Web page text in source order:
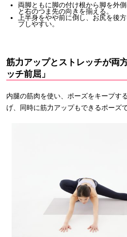
両脚ともに脚の付け根から脚を外
と右のつま先の向きを揃える。
上半身をやや前に倒し、お尻を後
プしやすい。
筋力アップとストレッチが両
ッチ前屈」
内腿の筋肉を使い、ポーズをキープす
げ、同時に筋力アップもできるポーズで